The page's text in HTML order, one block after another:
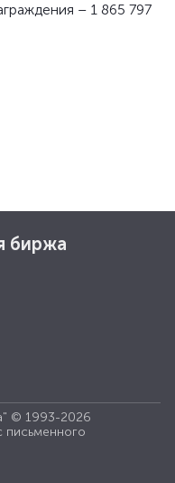
– 1 865 797
биржа
© 1993-2026
письменного